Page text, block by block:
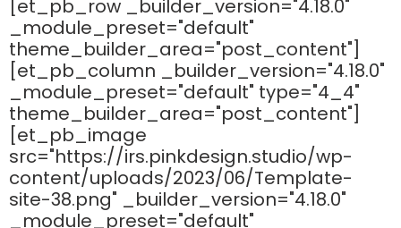
[et_pb_row _builder_version="4.18.0"
_module_preset="default"
theme_builder_area="post_content"]
[et_pb_column _builder_version="4.18.0"
_module_preset="default" type="4_4"
theme_builder_area="post_content"]
[et_pb_image
src="https://irs.pinkdesign.studio/wp-
content/uploads/2023/06/Template-
site-38.png" _builder_version="4.18.0"
_module_preset="default"